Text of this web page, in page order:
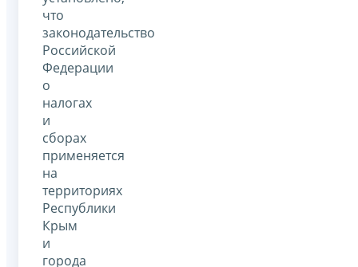
что
законодательство
Российской
Федерации
о
налогах
и
сборах
применяется
на
территориях
Республики
Крым
и
города